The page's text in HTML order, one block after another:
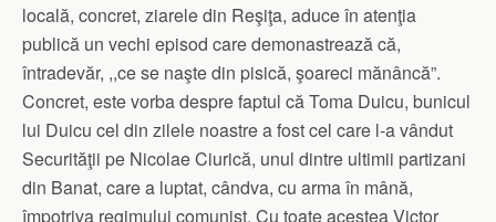
locală, concret, ziarele din Reşiţa, aduce în atenţia
publică un vechi episod care demonastrează că,
întradevăr, ,,ce se naşte din pisică, şoareci mănâncă”.
Concret, este vorba despre faptul că Toma Duicu, bunicul
lui Duicu cel din zilele noastre a fost cel care l-a vândut
Securităţii pe Nicolae Ciurică, unul dintre ultimii partizani
din Banat, care a luptat, cândva, cu arma în mână,
împotriva regimului comunist. Cu toate acestea Victor